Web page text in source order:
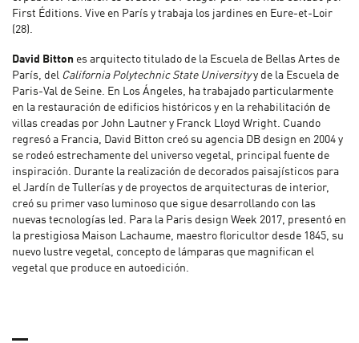
First Éditions. Vive en París y trabaja los jardines en Eure-et-Loir
(28).
David Bitton es arquitecto titulado de la Escuela de Bellas Artes de
París, del California Polytechnic State Universityy de la Escuela de
Paris-Val de Seine. En Los Ángeles, ha trabajado particularmente
en la restauración de edificios históricos y en la rehabilitación de
villas creadas por John Lautner y Franck Lloyd Wright. Cuando
regresó a Francia, David Bitton creó su agencia DB design en 2004 y
se rodeó estrechamente del universo vegetal, principal fuente de
inspiración. Durante la realización de decorados paisajísticos para
el Jardín de Tullerías y de proyectos de arquitecturas de interior,
creó su primer vaso luminoso que sigue desarrollando con las
nuevas tecnologías led. Para la Paris design Week 2017, presentó en
la prestigiosa Maison Lachaume, maestro floricultor desde 1845, su
nuevo lustre vegetal, concepto de lámparas que magnifican el
vegetal que produce en autoedición.